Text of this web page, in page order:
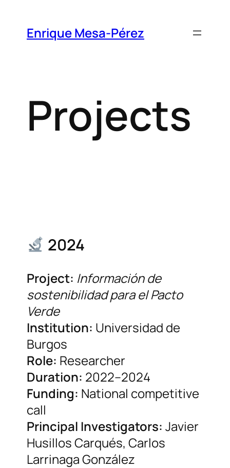
Enrique Mesa-Pérez
Projects
2024
Project: Información de
sostenibilidad para el Pacto
Verde
Institution: Universidad de
Burgos
Role: Researcher
Duration: 2022–2024
Funding: National competitive
call
Principal Investigators: Javier
Husillos Carqués, Carlos
Larrinaga González